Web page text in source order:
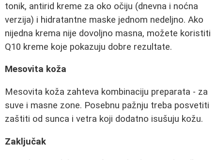
tonik, antirid kreme za oko očiju (dnevna i noćna
verzija) i hidratantne maske jednom nedeljno. Ako
nijedna krema nije dovoljno masna, možete koristiti
Q10 kreme koje pokazuju dobre rezultate.
Mesovita koža
Mesovita koža zahteva kombinaciju preparata - za
suve i masne zone. Posebnu pažnju treba posvetiti
zaštiti od sunca i vetra koji dodatno isušuju kožu.
Zaključak